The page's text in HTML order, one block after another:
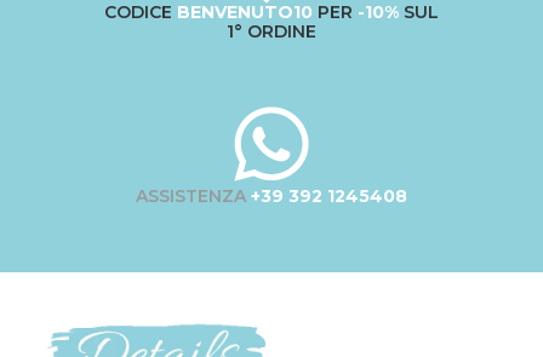
CODICE BENVENUTO10 PER -10% SUL
1° ORDINE
ASSISTENZA +39 392 1245408